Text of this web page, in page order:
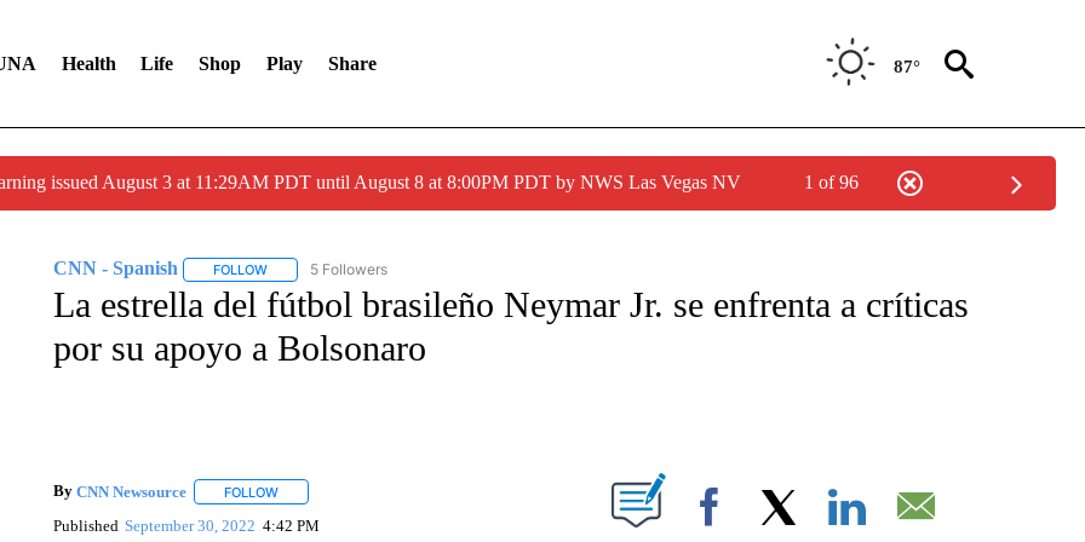
Health Life Shop Play Share 87°
issued August 3 at 11:29AM PDT until August 8 at 8:00PM PDT by NWS Las Vegas NV 1 of 96
CNN - Spanish FOLLOWFOLLOW "CNN - SPANISH" TO RECEIVE NOTIFICATIONS ABOUT NEW PAGES ON "CNN - SPANISH".
5 Followers
La estrella del fútbol brasileño Neymar Jr. se enfrenta a críticas
por su apoyo a Bolsonaro
By CNN Newsource FOLLOWFOLLOW "" TO RECEIVE NOTIFICATIONS ABOUT NEW PAGES ON "".
Published September 30, 2022 4:42 PM Facebook